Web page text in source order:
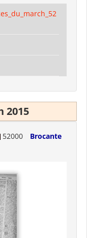
2015
52000
Brocante